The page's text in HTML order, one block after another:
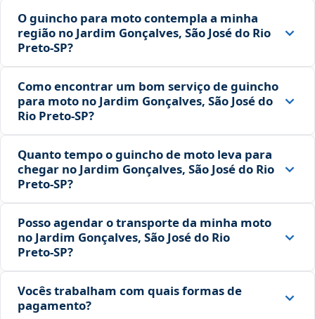
O guincho para moto contempla a minha
região no Jardim Gonçalves, São José do Rio
Preto‑SP?
Como encontrar um bom serviço de guincho
para moto no Jardim Gonçalves, São José do
Rio Preto‑SP?
Quanto tempo o guincho de moto leva para
chegar no Jardim Gonçalves, São José do Rio
Preto‑SP?
Posso agendar o transporte da minha moto
no Jardim Gonçalves, São José do Rio
Preto‑SP?
Vocês trabalham com quais formas de
pagamento?